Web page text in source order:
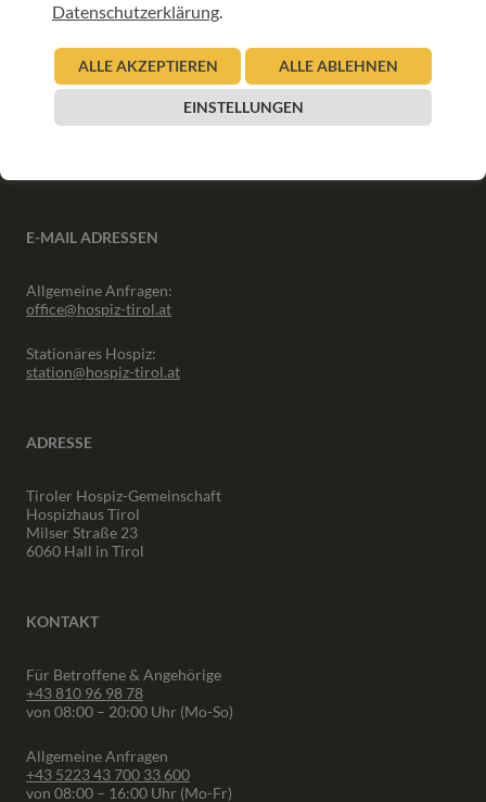
INFORMATIONEN
Downloads
Interner Bereich
E-MAIL ADRESSEN
Allgemeine Anfragen:
office@hospiz-tirol.at
Stationäres Hospiz:
station@hospiz-tirol.at
ADRESSE
Tiroler Hospiz-Gemeinschaft
Hospizhaus Tirol
Milser Straße 23
6060 Hall in Tirol
KONTAKT
Für Betroffene & Angehörige
+43 810 96 98 78
von 08:00 – 20:00 Uhr (Mo-So)
Allgemeine Anfragen
+43 5223 43 700 33 600
von 08:00 – 16:00 Uhr (Mo-Fr)
Datenschutzerklärung.
ALLE AKZEPTIEREN ALLE ABLEHNEN
EINSTELLUNGEN